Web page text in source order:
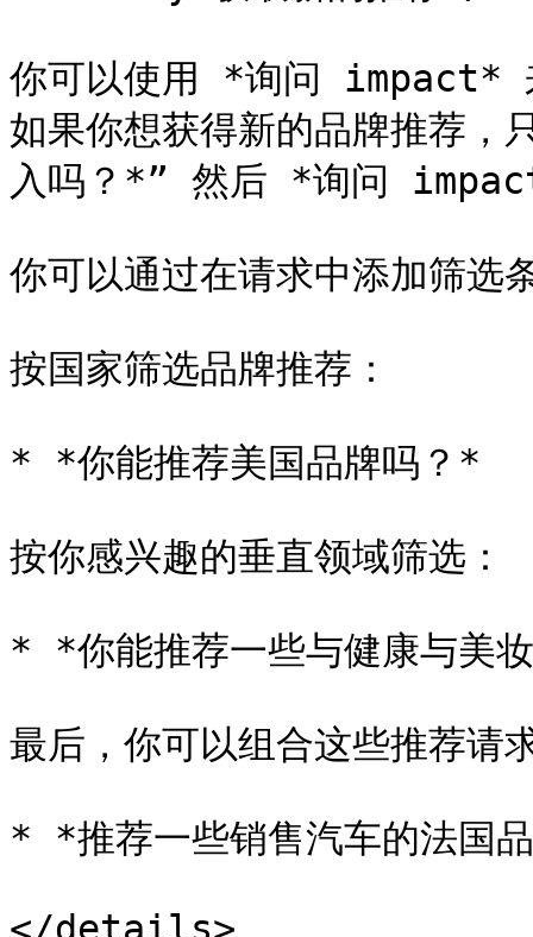
你可以使用 *询问 impact*
如果你想获得新的品牌推荐，
入吗？*” 然后 *询问
你可以通过在请求中添加筛选
按国家筛选品牌推荐：
* *你能推荐美国品牌吗？*
按你感兴趣的垂直领域筛选：
* *你能推荐一些与健康与美
最后，你可以组合这些推荐请
* *推荐一些销售汽车的法国